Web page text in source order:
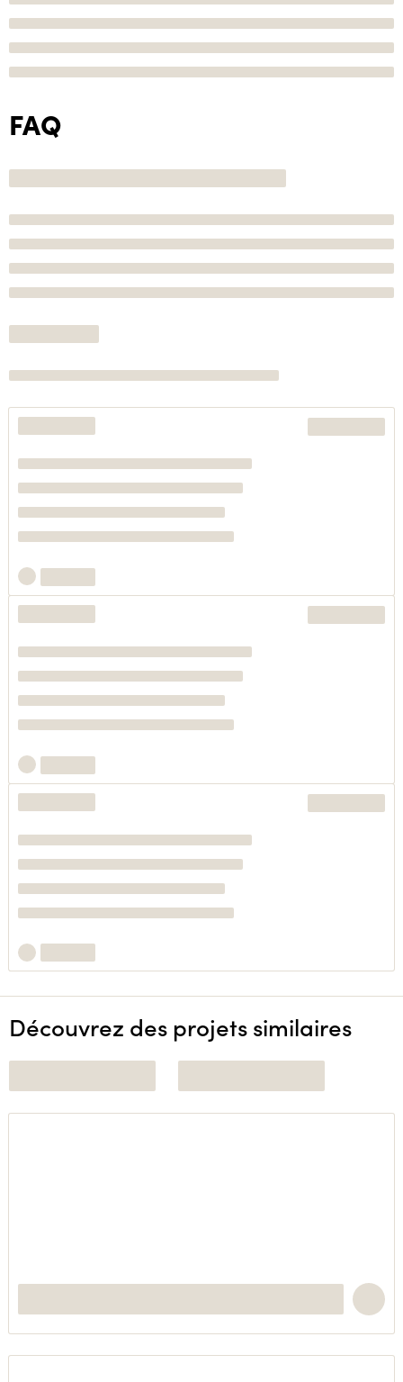
FAQ
Découvrez des projets similaires